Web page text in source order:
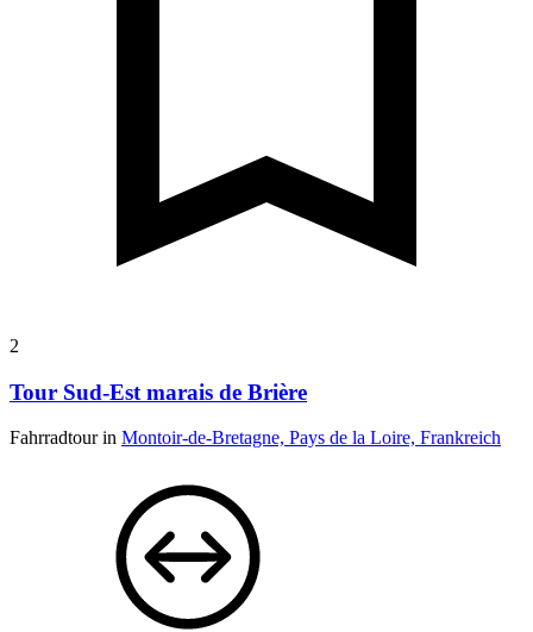
2
Tour Sud-Est marais de Brière
Fahrradtour in Montoir-de-Bretagne, Pays de la Loire, Frankreich